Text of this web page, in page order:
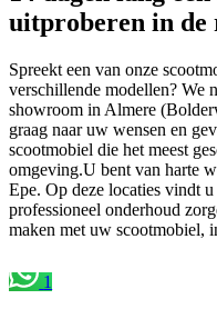
uitproberen in de
Spreekt een van onze
verschillende modellen? We
showroom in Almere
graag naar uw wensen en
scootmobiel die het meest
omgeving.U bent van harte
Epe. Op deze locaties vindt
professioneel onderhoud
maken met uw scootmobiel,
1